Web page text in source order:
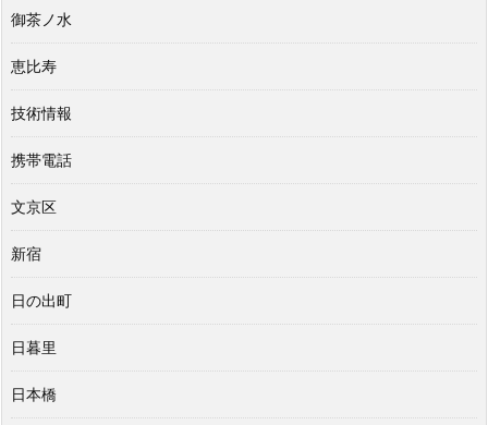
御茶ノ水
恵比寿
技術情報
携帯電話
文京区
新宿
日の出町
日暮里
日本橋